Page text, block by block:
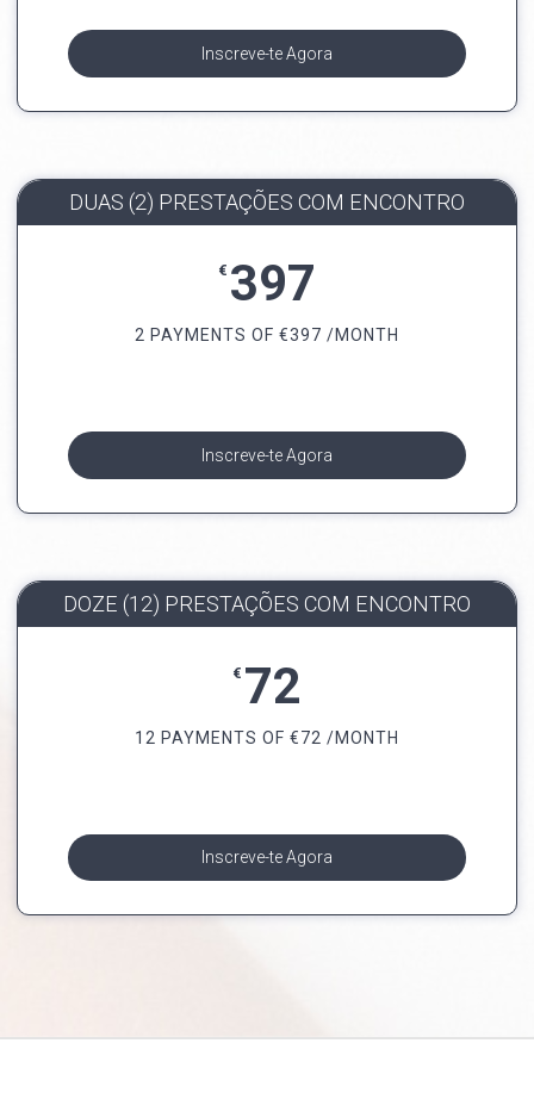
Inscreve-te Agora
DUAS (2) PRESTAÇÕES COM ENCONTRO
€ 397
2 PAYMENTS OF €397 /MONTH
Inscreve-te Agora
DOZE (12) PRESTAÇÕES COM ENCONTRO
€ 72
12 PAYMENTS OF €72 /MONTH
Inscreve-te Agora